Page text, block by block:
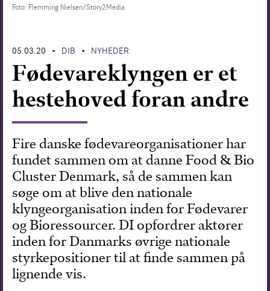
Foto: Flemming Nielsen/Story2Media
05.03.20 • DIB • NYHEDER
Fødevareklyngen er et
hestehoved foran andre
Fire danske fødevareorganisationer har
fundet sammen om at danne Food & Bio
Cluster Denmark, så de sammen kan
søge om at blive den nationale
klyngeorganisation inden for Fødevarer
og Bioressourcer. DI opfordrer aktører
inden for Danmarks øvrige nationale
styrkepositioner til at finde sammen på
lignende vis.